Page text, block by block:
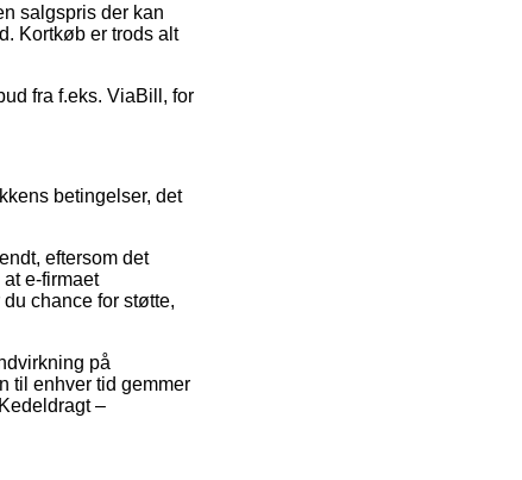
salgspris der kan
Kortkøb er trods alt
fra f.eks. ViaBill, for
betingelser, det
eftersom det
e-firmaet
chance for støtte,
på
til enhver tid gemmer
–